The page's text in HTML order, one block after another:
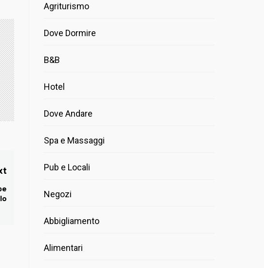
Next
Agriturismo
Dove Dormire
B&B
Hotel
Dove Andare
Spa e Massaggi
Pub e Locali
Negozi
Abbigliamento
Alimentari